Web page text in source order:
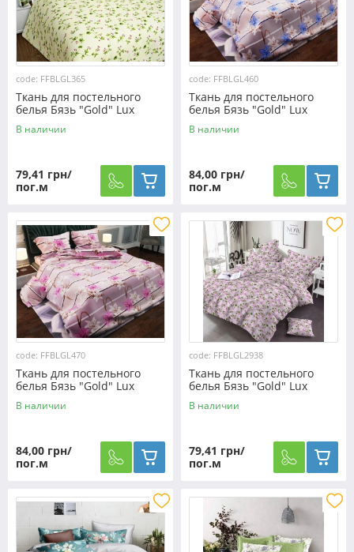
code: FFBLGL365
Ткань для постельного
белья Бязь "Gold" Lux
"Цветочный принт
(мелкий) GL365
В наличии
79,41 грн/
пог.м
code: FFBLGL460
Ткань для постельного
белья Бязь "Gold" Lux
"Цветочный принт
(розовий, полоска)" GL460
В наличии
84,00 грн/
пог.м
code: FFBLGL470
Ткань для постельного
белья Бязь "Gold" Lux
"Цветочный принт
(розовий, полоска)" GL470.
В наличии
84,00 грн/
пог.м
code: FFBLGL2938
Ткань для постельного
белья Бязь "Gold" Lux
"Цветочный принт
(розовый)" GL2938
В наличии
79,41 грн/
пог.м